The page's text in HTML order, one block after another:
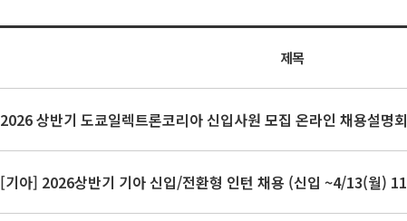
제목
2026 상반기 도쿄일렉트론코리아 신입사원 모집 온라인 채용설명회